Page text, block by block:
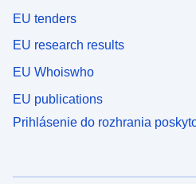
EU tenders
EU research results
EU Whoiswho
EU publications
Prihlásenie do rozhrania